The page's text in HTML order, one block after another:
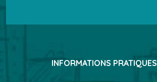
INFORMATIONS PRATIQUES